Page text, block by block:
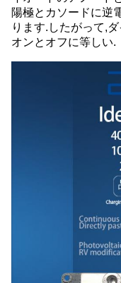
陽極とカソードに逆
ります.したがって,
オンとオフに等しい.